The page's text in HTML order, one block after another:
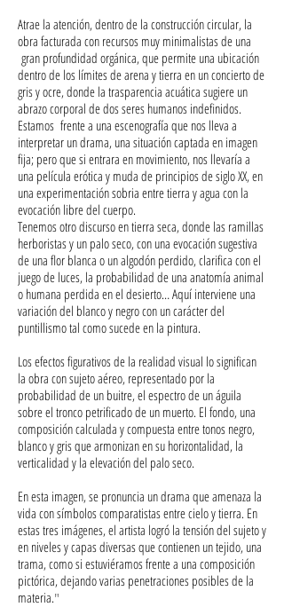
Atrae la atención, dentro de la construcción circular, la
obra facturada con recursos muy minimalistas de una
gran profundidad orgánica, que permite una ubicación
dentro de los límites de arena y tierra en un concierto de
gris y ocre, donde la trasparencia acuática sugiere un
abrazo corporal de dos seres humanos indefinidos.
Estamos frente a una escenografía que nos lleva a
interpretar un drama, una situación captada en imagen
fija; pero que si entrara en movimiento, nos llevaría a
una película erótica y muda de principios de siglo XX, en
una experimentación sobria entre tierra y agua con la
evocación libre del cuerpo.
Tenemos otro discurso en tierra seca, donde las ramillas
herboristas y un palo seco, con una evocación sugestiva
de una flor blanca o un algodón perdido, clarifica con el
juego de luces, la probabilidad de una anatomía animal
o humana perdida en el desierto… Aquí interviene una
variación del blanco y negro con un carácter del
puntillismo tal como sucede en la pintura.
Los efectos figurativos de la realidad visual lo significan
la obra con sujeto aéreo, representado por la
probabilidad de un buitre, el espectro de un águila
sobre el tronco petrificado de un muerto. El fondo, una
composición calculada y compuesta entre tonos negro,
blanco y gris que armonizan en su horizontalidad, la
verticalidad y la elevación del palo seco.
En esta imagen, se pronuncia un drama que amenaza la
vida con símbolos comparatistas entre cielo y tierra. En
estas tres imágenes, el artista logró la tensión del sujeto y
en niveles y capas diversas que contienen un tejido, una
trama, como si estuviéramos frente a una composición
pictórica, dejando varias penetraciones posibles de la
materia."